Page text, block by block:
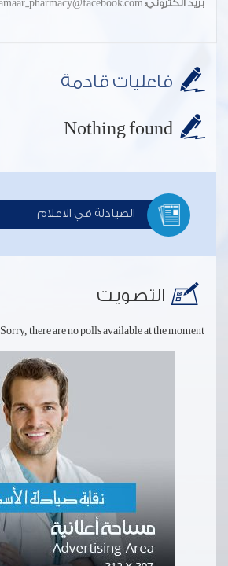
بريد الكتروني:
فاعليات قادمة
Nothing found
الصيادلة في الاعلام
التصويت
Sorry, there are no polls available at the moment.